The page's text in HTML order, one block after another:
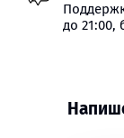
до 21:00,